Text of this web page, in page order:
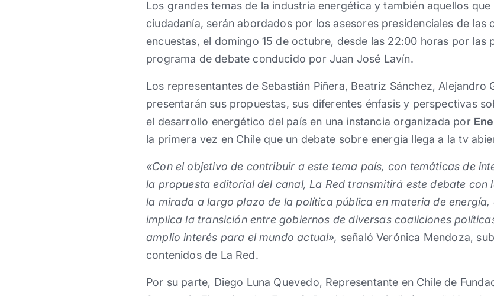
Los grandes temas de la industria energética y también aquellos
ciudadanía, serán abordados por los asesores presidenciales de las
encuestas, el domingo 15 de octubre, desde las 22:00 horas por las
programa de debate conducido por Juan José Lavín.
Los representantes de Sebastián Piñera, Beatriz Sánchez, Alejandro
presentarán sus propuestas, sus diferentes énfasis y perspectivas
el desarrollo energético del país en una instancia organizada por
la primera vez en Chile que un debate sobre energía llega a la tv
«Con el objetivo de contribuir a este tema país, con temáticas de
la propuesta editorial del canal, La Red transmitirá este debate
la mirada a largo plazo de la política pública en materia de
implica la transición entre gobiernos de diversas coaliciones
amplio interés para el mundo actual», señaló Verónica Mendoza,
contenidos de La Red.
Por su parte, Diego Luna Quevedo, Representante en Chile de